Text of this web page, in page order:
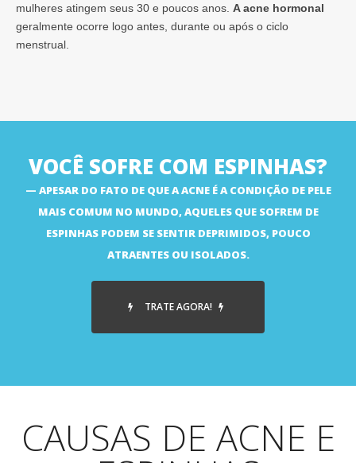
mulheres atingem seus 30 e poucos anos. A acne hormonal
geralmente ocorre logo antes, durante ou após o ciclo
menstrual.
VOCÊ SOFRE COM ESPINHAS?
APESAR DO FATO DE QUE A ACNE É A CONDIÇÃO DE PELE
MAIS COMUM NO MUNDO, AQUELES QUE SOFREM DE
ESPINHAS PODEM SE SENTIR DEPRIMIDOS, POUCO
ATRAENTES OU ISOLADOS.
TRATE AGORA!
CAUSAS DE ACNE E